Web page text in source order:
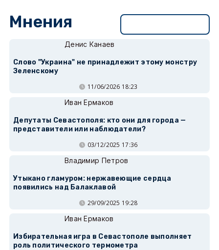
Мнения
Денис Канаев
Слово "Украина" не принадлежит этому монстру
Зеленскому
11/06/2026 18:23
Иван Ермаков
Депутаты Севастополя: кто они для города —
представители или наблюдатели?
03/12/2025 17:36
Владимир Петров
Утыкано гламуром: нержавеющие сердца
появились над Балаклавой
29/09/2025 19:28
Иван Ермаков
Избирательная игра в Севастополе выполняет
роль политического термометра